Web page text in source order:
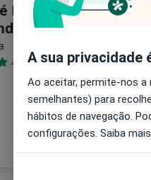
Eduardo Preza
4 opiniões
A sua privacidade
Ao aceitar, permite-nos
semelhantes) para
hábitos de navegação.
configurações. Saiba